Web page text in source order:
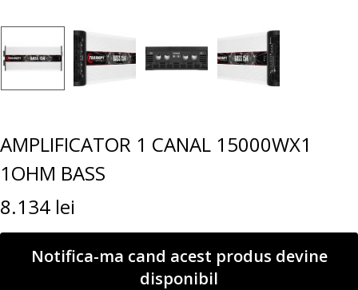
AMPLIFICATOR 1 CANAL 15000WX1
1OHM BASS
8.134 lei
Notifica-ma cand acest produs devine
disponibil